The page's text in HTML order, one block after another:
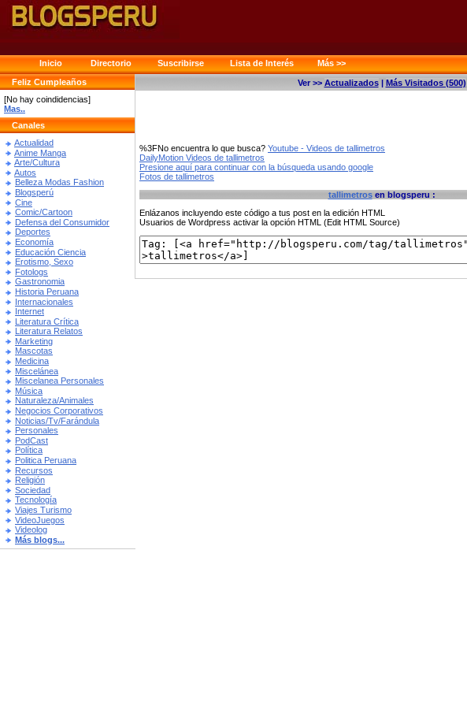
Inicio Directorio Suscribirse Lista de Interés
Más >>
Feliz Cumpleaños
[No hay coindidencias]
Mas..
Canales
Actualidad
Anime Manga
Arte/Cultura
Autos
Belleza Modas Fashion
Blogsperú
Cine
Comic/Cartoon
Defensa del Consumidor
Deportes
Economía
Educación Ciencia
Erotismo, Sexo
Fotologs
Gastronomia
Historia Peruana
Internacionales
Internet
Literatura Crítica
Literatura Relatos
Marketing
Mascotas
Medicina
Miscelánea
Miscelanea Personales
Música
Naturaleza/Animales
Negocios Corporativos
Noticias/Tv/Farándula
Personales
PodCast
Política
Politica Peruana
Recursos
Religión
Sociedad
Tecnología
Viajes Turismo
VideoJuegos
Videolog
Más blogs...
Ver >> Actualizados| Más Visitados (500)
%3FNo encuentra lo que busca? Youtube - Videos de tallimetros
DailyMotion Videos de tallimetros
Presione aquí para continuar con la búsqueda usando google
Fotos de tallimetros
tallimetrosen blogsperu :
Enlázanos incluyendo este código a tus post en la edición HTML
Usuarios de Wordpress activar la opción HTML (Edit HTML Source)